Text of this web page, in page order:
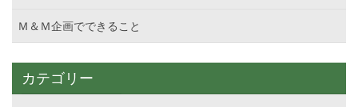
Ｍ＆Ｍ企画でできること
カテゴリー